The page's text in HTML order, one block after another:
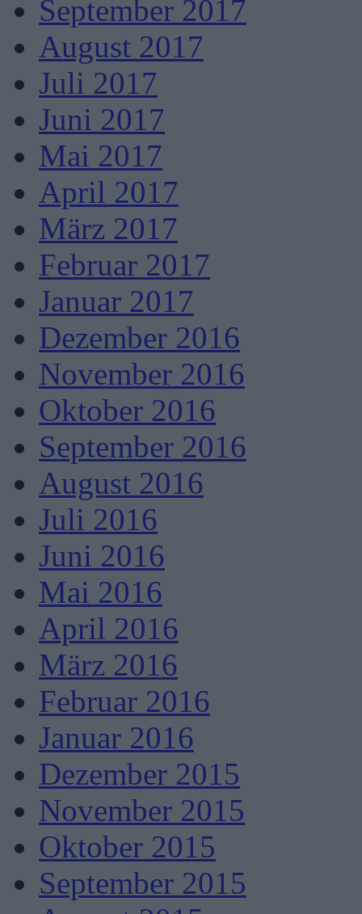
September 2017
August 2017
Juli 2017
Juni 2017
Mai 2017
April 2017
März 2017
Februar 2017
Januar 2017
Dezember 2016
November 2016
Oktober 2016
September 2016
August 2016
Juli 2016
Juni 2016
Mai 2016
April 2016
März 2016
Februar 2016
Januar 2016
Dezember 2015
November 2015
Oktober 2015
September 2015